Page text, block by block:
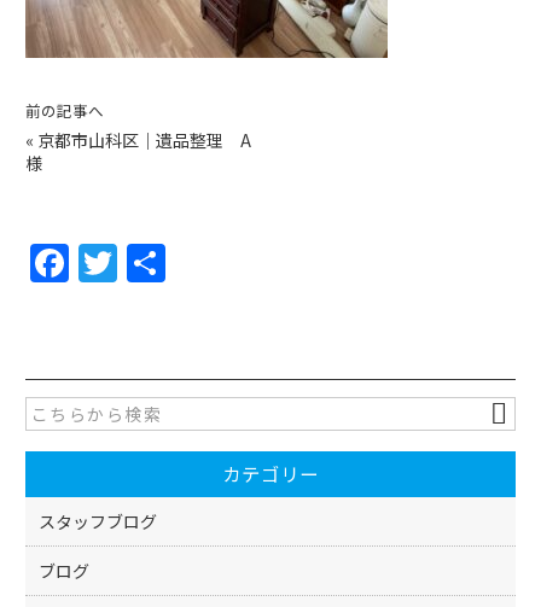
前の記事へ
« 京都市山科区｜遺品整理 A
様
F
a
e
b
o
o
k
T
w
er
カテゴリー
スタッフブログ
ブログ